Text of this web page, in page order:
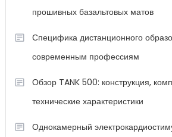
прошивных базальтовых матов
Специфика дистанционного
современным профессиям
Обзор TANK 500: конструкция,
технические характеристики
Однокамерный